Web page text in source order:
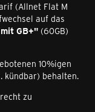
(Allnet Flat M
auf das
GB+" (60GB)
10%igen
kündbar) behalten.
zu